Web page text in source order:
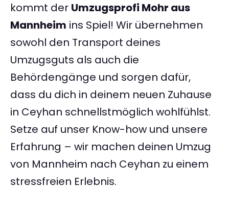
kommt der Umzugsprofi Mohr aus
Mannheim ins Spiel! Wir übernehmen
sowohl den Transport deines
Umzugsguts als auch die
Behördengänge und sorgen dafür,
dass du dich in deinem neuen Zuhause
in Ceyhan schnellstmöglich wohlfühlst.
Setze auf unser Know-how und unsere
Erfahrung – wir machen deinen Umzug
von Mannheim nach Ceyhan zu einem
stressfreien Erlebnis.